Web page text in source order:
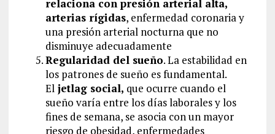
relaciona con presión arterial alta,
arterias rígidas, enfermedad coronaria y
una presión arterial nocturna que no
disminuye adecuadamente
Regularidad del sueño. La estabilidad en
los patrones de sueño es fundamental.
Eljetlag social, que ocurre cuando el
sueño varía entre los días laborales y los
fines de semana, se asocia con un mayor
riesgo de obesidad, enfermedades